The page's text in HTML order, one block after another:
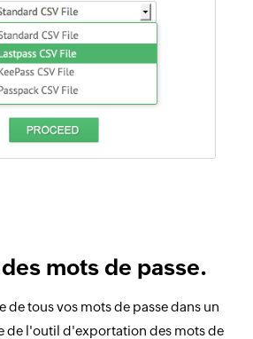
mots de passe.
de tous vos mots de passe dans un
de l'outil d'exportation des mots de